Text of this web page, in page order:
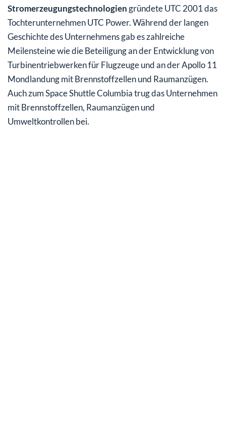
Stromerzeugungstechnologien gründete UTC 2001 das
Tochterunternehmen UTC Power. Während der langen
Geschichte des Unternehmens gab es zahlreiche
Meilensteine wie die Beteiligung an der Entwicklung von
Turbinentriebwerken für Flugzeuge und an der Apollo 11
Mondlandung mit Brennstoffzellen und Raumanzügen.
Auch zum Space Shuttle Columbia trug das Unternehmen
mit Brennstoffzellen, Raumanzügen und
Umweltkontrollen bei.